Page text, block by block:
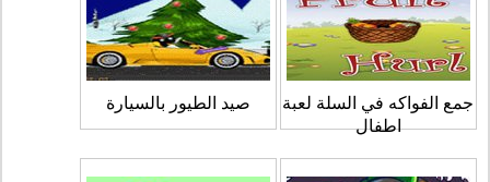
جمع الفواكه في السلة لعبة
اطفال
صيد الطيور بالسيارة